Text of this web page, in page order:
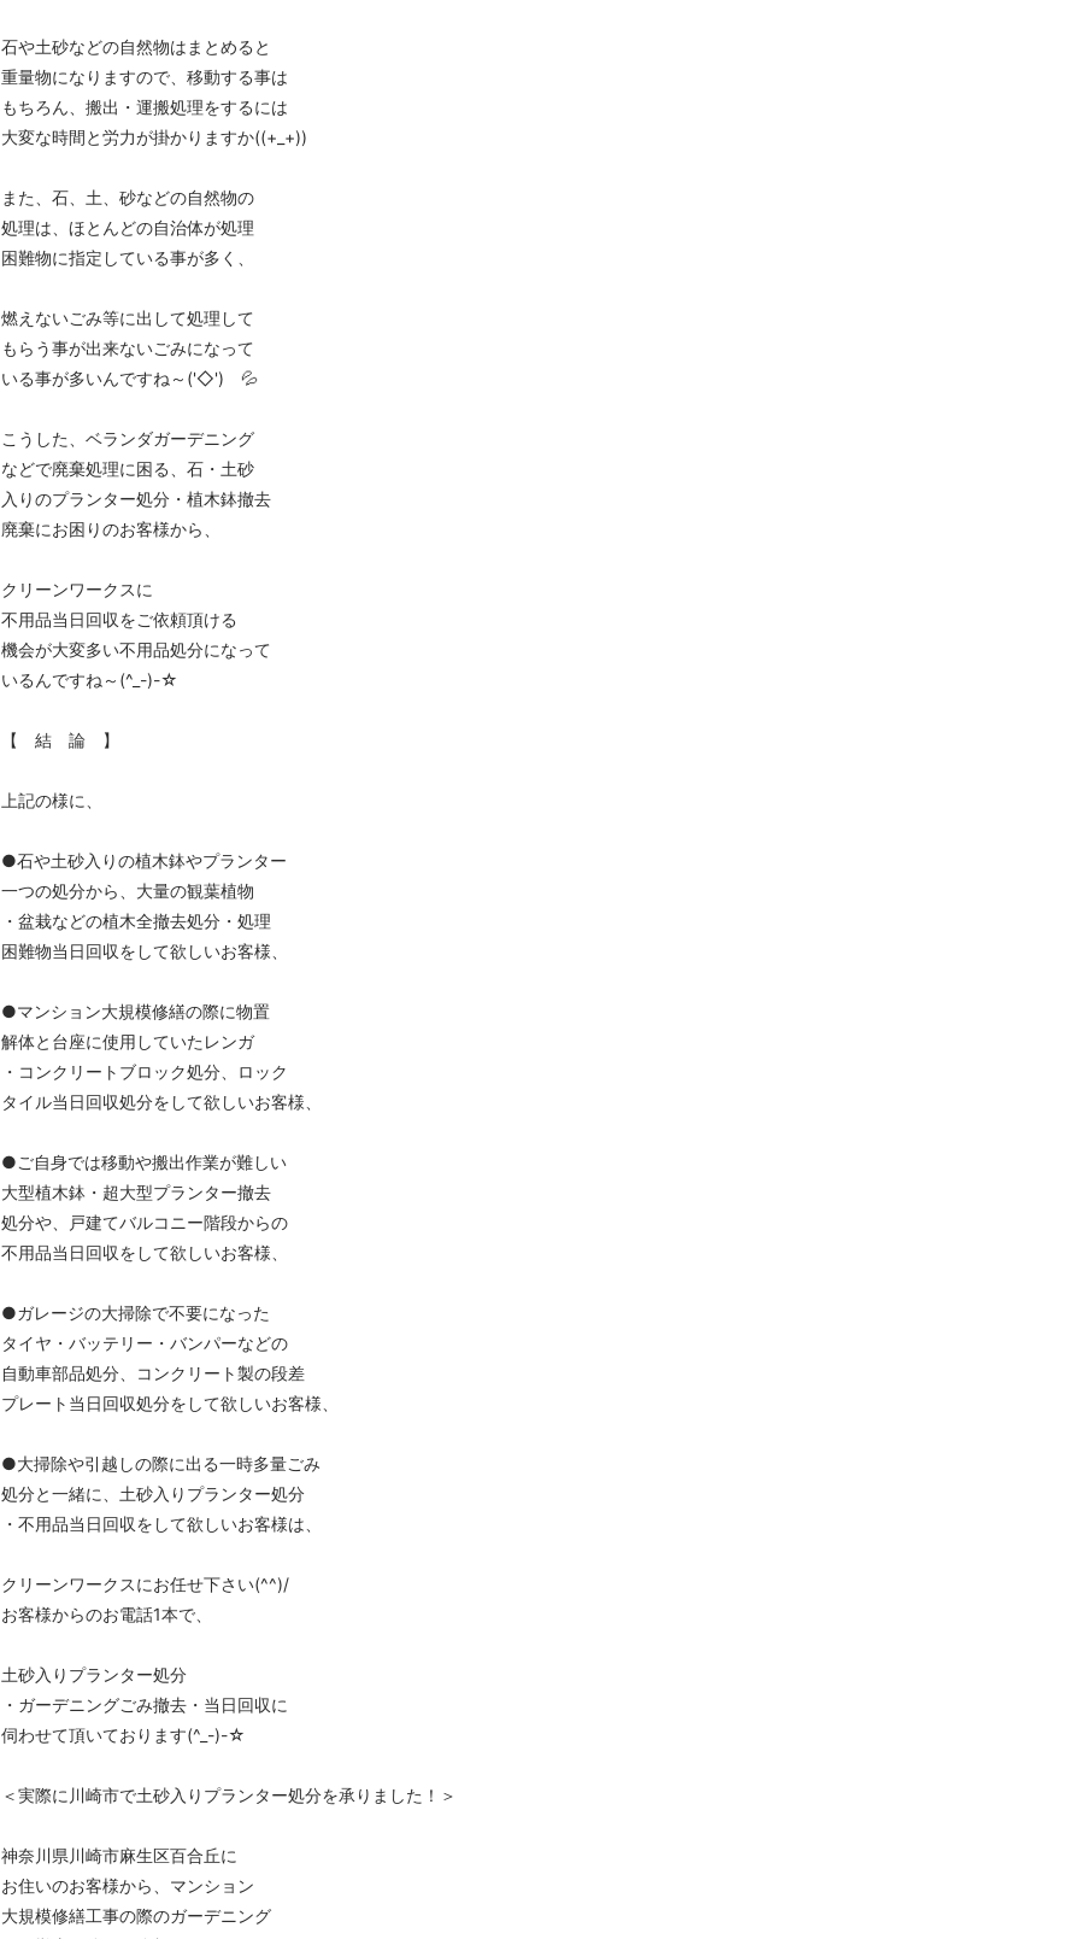
石や土砂などの自然物はまとめると
重量物になりますので、移動する事は
もちろん、搬出・運搬処理をするには
大変な時間と労力が掛かりますか((+_+))
また、石、土、砂などの自然物の
処理は、ほとんどの自治体が処理
困難物に指定している事が多く、
燃えないごみ等に出して処理して
もらう事が出来ないごみになって
いる事が多いんですね～('◇')ゞ💦
こうした、ベランダガーデニング
などで廃棄処理に困る、石・土砂
入りのプランター処分・植木鉢撤去
廃棄にお困りのお客様から、
クリーンワークスに
不用品当日回収をご依頼頂ける
機会が大変多い不用品処分になって
いるんですね～(^_-)-☆
【 結 論 】
上記の様に、
●石や土砂入りの植木鉢やプランター
一つの処分から、大量の観葉植物
・盆栽などの植木全撤去処分・処理
困難物当日回収をして欲しいお客様、
●マンション大規模修繕の際に物置
解体と台座に使用していたレンガ
・コンクリートブロック処分、ロック
タイル当日回収処分をして欲しいお客様、
●ご自身では移動や搬出作業が難しい
大型植木鉢・超大型プランター撤去
処分や、戸建てバルコニー階段からの
不用品当日回収をして欲しいお客様、
●ガレージの大掃除で不要になった
タイヤ・バッテリー・バンパーなどの
自動車部品処分、コンクリート製の段差
プレート当日回収処分をして欲しいお客様、
●大掃除や引越しの際に出る一時多量ごみ
処分と一緒に、土砂入りプランター処分
・不用品当日回収をして欲しいお客様は、
クリーンワークスにお任せ下さい(^^)/
お客様からのお電話1本で、
土砂入りプランター処分
・ガーデニングごみ撤去・当日回収に
伺わせて頂いております(^_-)-☆
＜実際に川崎市で土砂入りプランター処分を承りました！＞
神奈川県川崎市麻生区百合丘に
お住いのお客様から、マンション
大規模修繕工事の際のガーデニング